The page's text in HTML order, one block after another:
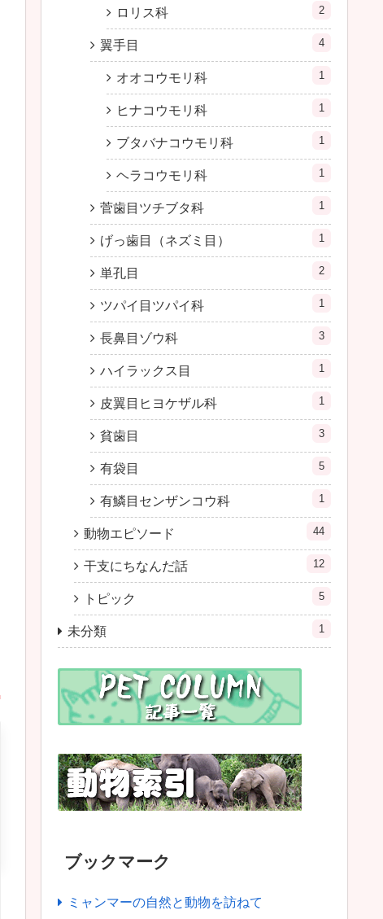
ロリス科 2
翼手目 4
オオコウモリ科 1
ヒナコウモリ科 1
ブタバナコウモリ科 1
ヘラコウモリ科 1
菅歯目ツチブタ科 1
げっ歯目（ネズミ目） 1
単孔目 2
ツパイ目ツパイ科 1
長鼻目ゾウ科 3
ハイラックス目 1
皮翼目ヒヨケザル科 1
貧歯目 3
有袋目 5
有鱗目センザンコウ科 1
動物エピソード 44
干支にちなんだ話 12
トピック 5
未分類 1
ブックマーク
ミャンマーの自然と動物を訪ねて